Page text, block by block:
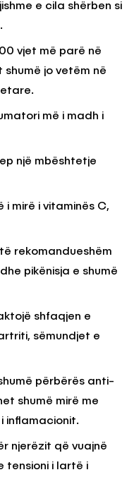
e cila shërben si
vjet më parë në
shumë jo vetëm në
më i madh i
një mbështetje
i mirë i vitaminës C,
rekomandueshëm
pikënisja e shumë
shfaqjen e
sëmundjet e
përbërës anti-
shumë mirë me
inflamacionit.
njerëzit që vuajnë
tensioni i lartë i